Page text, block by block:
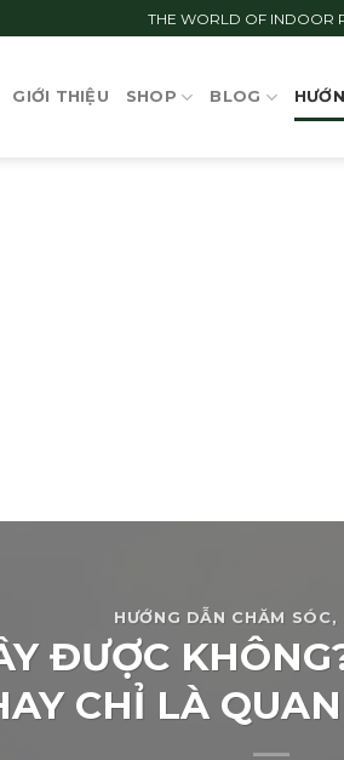
THE WORLD OF INDOOR
GIỚI THIỆU SHOP BLOG
HƯỚNG DẪN CHĂM SÓC,
ĐƯỢC
CHỈ LÀ